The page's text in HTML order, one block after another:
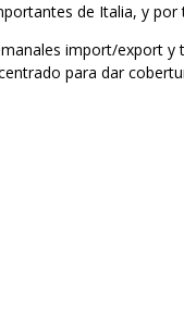
de Italia, y
import/export y
para dar